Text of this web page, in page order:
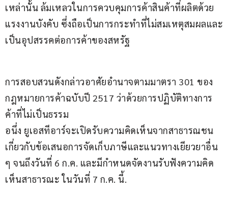
เหล่านั้น ล้มเหลวในการควบคุมการค้าสินค้าที่ผลิตด้วย
แรงงานบังคับ ซึ่งถือเป็นการกระทำที่ไม่สมเหตุสมผลและ
เป็นอุปสรรคต่อการค้าของสหรัฐ
การสอบสวนดังกล่าวอาศัยอำนาจตามมาตรา 301 ของ
กฎหมายการค้าฉบับปี 2517 ว่าด้วยการปฏิบัติทางการ
ค้าที่ไม่เป็นธรรม
อนึ่ง ยูเอสทีอาร์จะเปิดรับความคิดเห็นจากสาธารณชน
เกี่ยวกับข้อเสนอการจัดเก็บภาษีและแนวทางเยียวยาอื่น
ๆ จนถึงวันที่ 6 ก.ค. และมีกำหนดจัดงานรับฟังความคิด
เห็นสาธารณะ ในวันที่ 7 ก.ค. นี้.